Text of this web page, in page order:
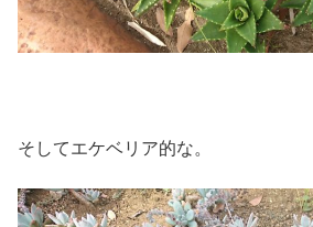
そしてエケベリア的な。